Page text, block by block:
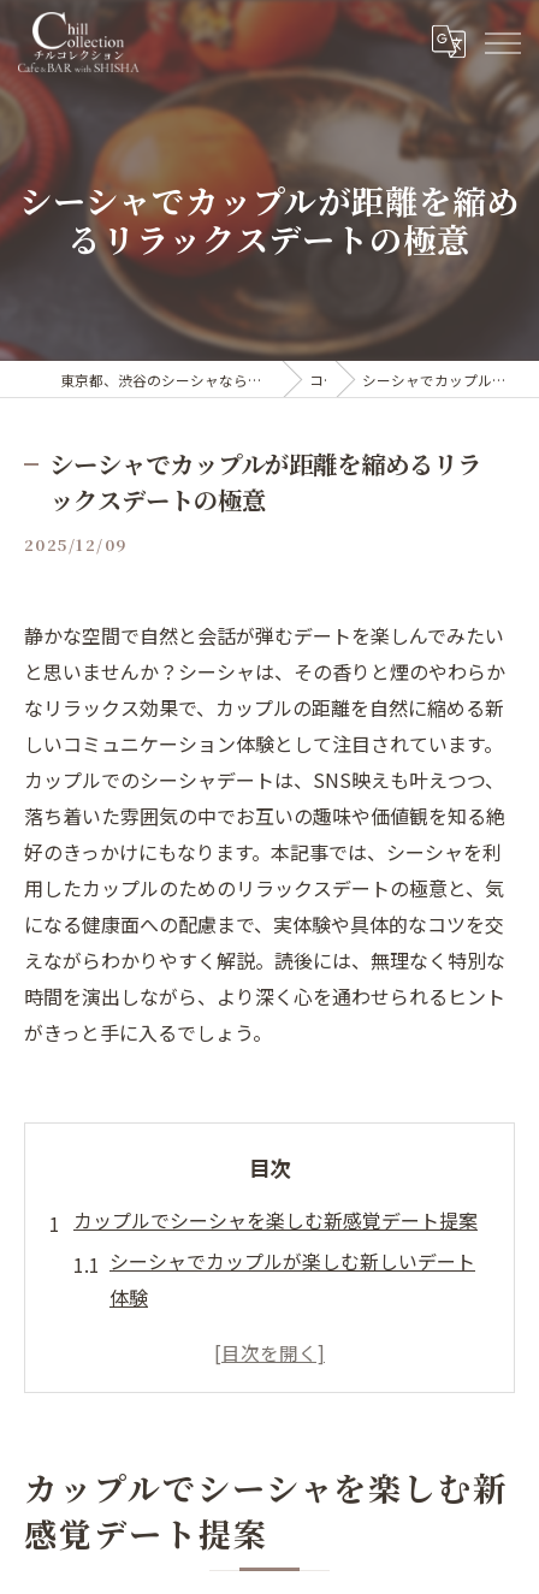
シーシャでカップルが距離を縮め
るリラックスデートの極意
東京都、渋谷のシーシャならカフェ&シーシャバー Chill collection渋谷センター街店 コラム シーシャでカップルが距離を縮めるリラックスデートの極意
シーシャでカップルが距離を縮めるリラ
ックスデートの極意
2025/12/09
静かな空間で自然と会話が弾むデートを楽しんでみたい
と思いませんか？シーシャは、その香りと煙のやわらか
なリラックス効果で、カップルの距離を自然に縮める新
しいコミュニケーション体験として注目されています。
カップルでのシーシャデートは、SNS映えも叶えつつ、
落ち着いた雰囲気の中でお互いの趣味や価値観を知る絶
好のきっかけにもなります。本記事では、シーシャを利
用したカップルのためのリラックスデートの極意と、気
になる健康面への配慮まで、実体験や具体的なコツを交
えながらわかりやすく解説。読後には、無理なく特別な
時間を演出しながら、より深く心を通わせられるヒント
がきっと手に入るでしょう。
目次
カップルでシーシャを楽しむ新感覚デート提案
シーシャでカップルが楽しむ新しいデート
体験
シーシャデートが二人の距離を縮める理由
雰囲気と香りで演出するカップル向けシー
シャ時間
シーシャの選び方でデートが変わる秘密と
カップルでシーシャを楽しむ新
感覚デート提案